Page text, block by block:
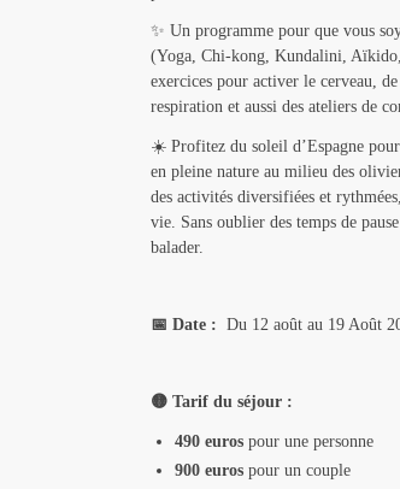
✨ Un programme pour que vous
(Yoga, Chi-kong, Kundalini,
exercices pour activer le cerveau,
respiration et aussi des ateliers de
☀️ Profitez du soleil d’Espagne
en pleine nature au milieu des
des activités diversifiées et
vie. Sans oublier des temps de
balader.
📅 Date : Du 12 août au 19 Août
🟡 Tarif du séjour :
490 euros pour une personne
900 euros pour un couple